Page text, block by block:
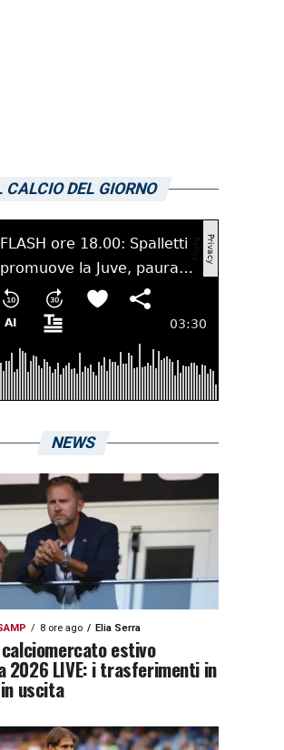
CALCIO DEL GIORNO
NEWS
8 ore ago Elia Serra
estivo
2026 LIVE: i trasferimenti in
uscita